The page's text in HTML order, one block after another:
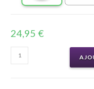
24,95€